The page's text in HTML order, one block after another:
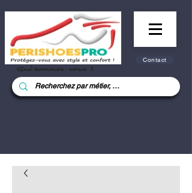
Contact
Qui sommes-nous ?